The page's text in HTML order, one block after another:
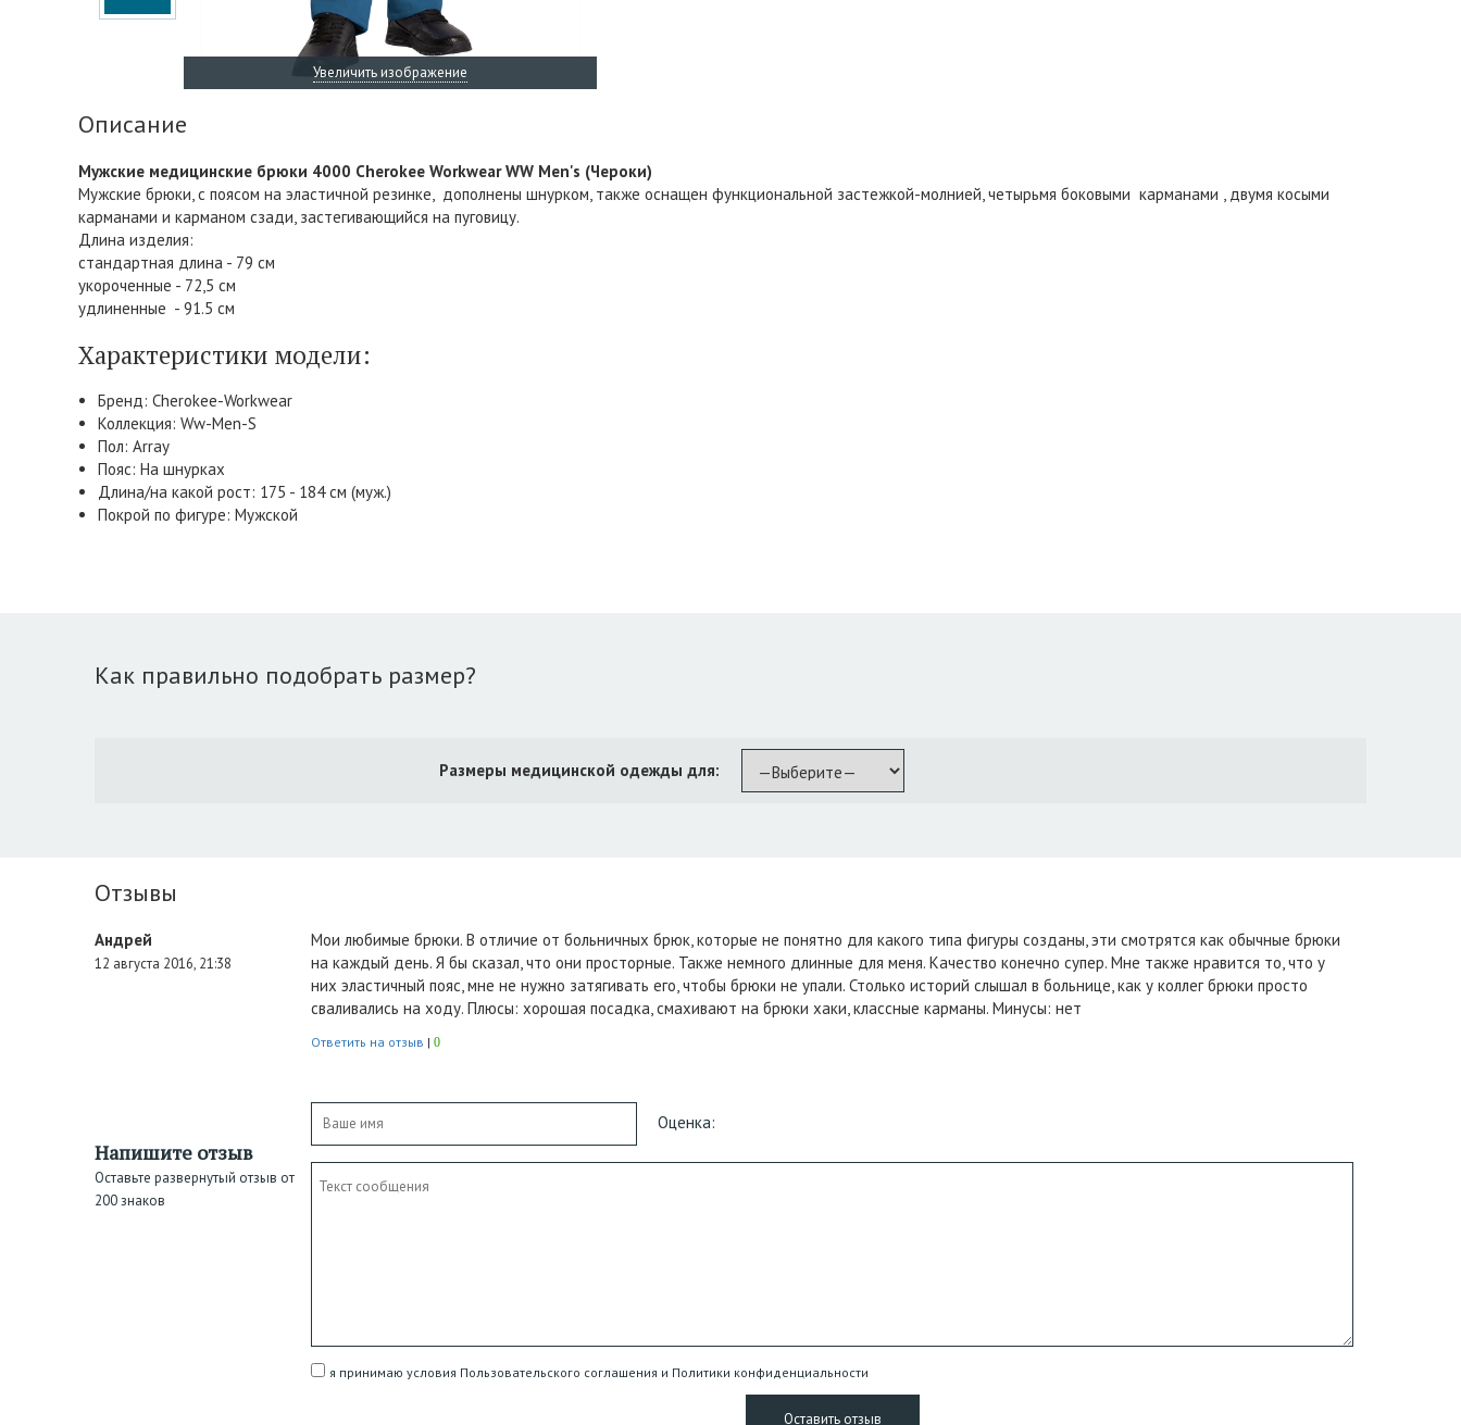
Увеличить изображение
Описание
Мужские медицинские брюки 4000 Cherokee Workwear WW Men's (Чероки)
Мужские брюки, с поясом на эластичной резинке, дополнены шнурком, также оснащен функциональной застежкой-молнией, четырьмя боковыми карманами , двумя косыми
карманами и карманом сзади, застегивающийся на пуговицу.
Длина изделия:
стандартная длина - 79 см
укороченные - 72,5 см
удлиненные - 91.5 см
Характеристики модели:
Бренд: Cherokee-Workwear
Коллекция: Ww-Men-S
Пол: Array
Пояс: На шнурках
Длина/на какой рост: 175 - 184 см (муж.)
Покрой по фигуре: Мужской
Как правильно подобрать размер?
Размеры медицинской одежды для:
Отзывы
Андрей
12 августа 2016, 21:38
Мои любимые брюки. В отличие от больничных брюк, которые не понятно для какого типа фигуры созданы, эти смотрятся как обычные брюки
на каждый день. Я бы сказал, что они просторные. Также немного длинные для меня. Качество конечно супер. Мне также нравится то, что у
них эластичный пояс, мне не нужно затягивать его, чтобы брюки не упали. Столько историй слышал в больнице, как у коллег брюки просто
сваливались на ходу. Плюсы: хорошая посадка, смахивают на брюки хаки, классные карманы. Минусы: нет
Ответить на отзыв | 0
Напишите отзыв
Оставьте развернутый отзыв от
200 знаков
Оценка:
я принимаю условия Пользовательского соглашения и Политики конфиденциальности